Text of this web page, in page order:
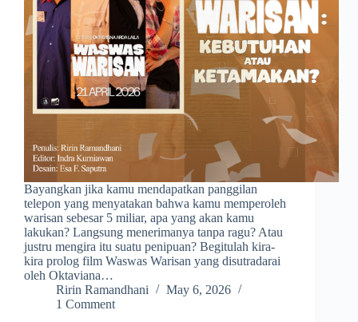
Bayangkan jika kamu mendapatkan panggilan
telepon yang menyatakan bahwa kamu memperoleh
warisan sebesar 5 miliar, apa yang akan kamu
lakukan? Langsung menerimanya tanpa ragu? Atau
justru mengira itu suatu penipuan? Begitulah kira-
kira prolog film Waswas Warisan yang disutradarai
oleh Oktaviana…
Ririn Ramandhani
May 6, 2026
1 Comment